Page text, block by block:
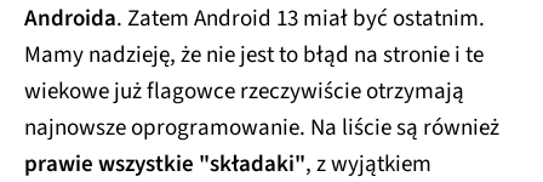
Androida. Zatem Android 13 miał być ostatnim.
Mamy nadzieję, że nie jest to błąd na stronie i te
wiekowe już flagowce rzeczywiście otrzymają
najnowsze oprogramowanie. Na liście są również
prawie wszystkie "składaki", z wyjątkiem